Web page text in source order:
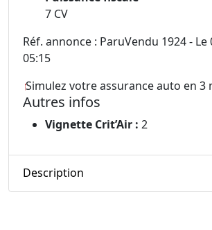
7 CV
Réf. annonce : ParuVendu 1924 - Le
05:15
Simulez votre assurance auto en 3
Autres infos
Vignette Crit’Air : 2
Description